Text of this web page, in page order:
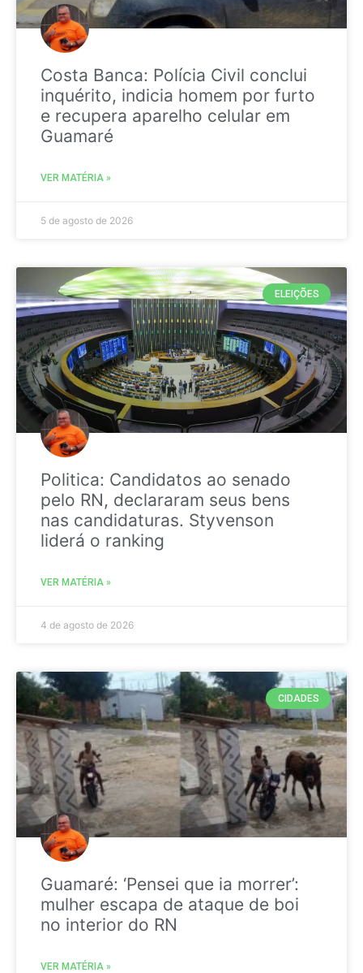
Costa Banca: Polícia Civil conclui
inquérito, indicia homem por furto
e recupera aparelho celular em
Guamaré
VER MATÉRIA »
5 de agosto de 2026
ELEIÇÕES
Politica: Candidatos ao senado
pelo RN, declararam seus bens
nas candidaturas. Styvenson
liderá o ranking
VER MATÉRIA »
4 de agosto de 2026
CIDADES
Guamaré: ‘Pensei que ia morrer’:
mulher escapa de ataque de boi
no interior do RN
VER MATÉRIA »